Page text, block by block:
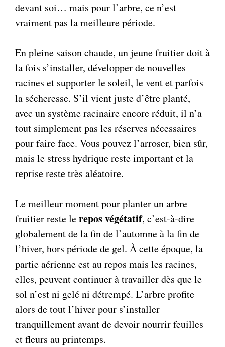
devant soi… mais pour l’arbre, ce n’est
vraiment pas la meilleure période.
En pleine saison chaude, un jeune fruitier doit à
la fois s’installer, développer de nouvelles
racines et supporter le soleil, le vent et parfois
la sécheresse. S’il vient juste d’être planté,
avec un système racinaire encore réduit, il n’a
tout simplement pas les réserves nécessaires
pour faire face. Vous pouvez l’arroser, bien sûr,
mais le stress hydrique reste important et la
reprise reste très aléatoire.
Le meilleur moment pour planter un arbre
fruitier reste lerepos végétatif, c’est-à-dire
globalement de la fin de l’automne à la fin de
l’hiver, hors période de gel. À cette époque, la
partie aérienne est au repos mais les racines,
elles, peuvent continuer à travailler dès que le
sol n’est ni gelé ni détrempé. L’arbre profite
alors de tout l’hiver pour s’installer
tranquillement avant de devoir nourrir feuilles
et fleurs au printemps.